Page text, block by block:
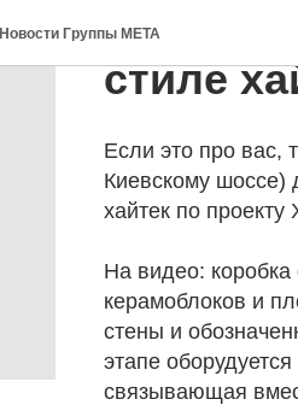
Новости Группы МЕТАКП Ели:
стиле
Если это про вас,
Киевскому шоссе)
хайтек по проекту
На видео: коробка
керамоблоков и
стены и
этапе
связывающая